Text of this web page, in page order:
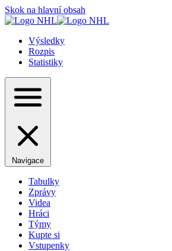
Skok na hlavní obsah
Výsledky
Rozpis
Statistiky
Navigace
Tabulky
Zprávy
Videa
Hráci
Týmy
Kupte si
Vstupenky